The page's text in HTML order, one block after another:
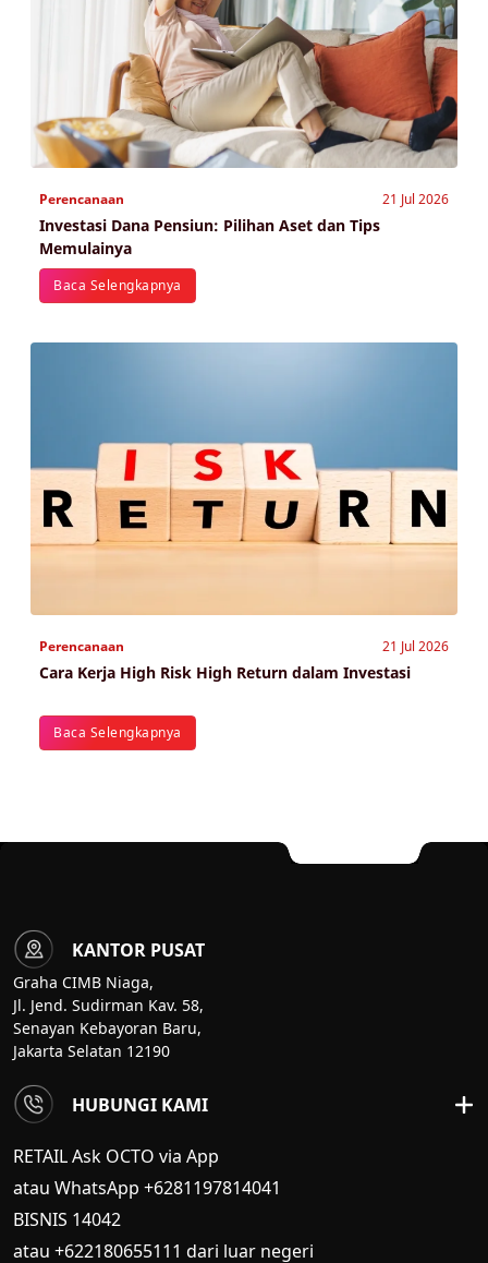
Perencanaan 21 Jul 2026
Investasi Dana Pensiun: Pilihan Aset dan Tips
Memulainya
Baca Selengkapnya
Perencanaan 21 Jul 2026
Cara Kerja High Risk High Return dalam Investasi
Baca Selengkapnya
KANTOR PUSAT
Graha CIMB Niaga,
Jl. Jend. Sudirman Kav. 58,
Senayan Kebayoran Baru,
Jakarta Selatan 12190
HUBUNGI KAMI
RETAIL Ask OCTO via App
atau WhatsApp +6281197814041
BISNIS 14042
atau +622180655111 dari luar negeri